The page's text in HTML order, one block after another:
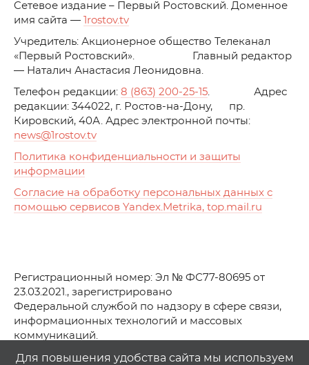
Cетевое издание – Первый Ростовский. Доменное
имя сайта —
1rostov.tv
Учредитель: Акционерное общество Телеканал
«Первый Ростовский». Главный редактор
— Наталич Анастасия Леонидовна.
Телефон редакции: 8 (863) 200-25-15. Адрес
редакции: 344022, г. Ростов-на-Дону, пр.
Кировский, 40А. Адрес электронной почты:
news@1rostov.tv
Политика конфиденциальности и защиты
информации
Согласие на обработку персональных данных с
помощью сервисов Yandex.Metrika, top.mail.ru
Регистрационный номер: Эл № ФС77-80695 от
23.03.2021., зарегистрировано
Федеральной службой по надзору в сфере связи,
информационных технологий и массовых
коммуникаций.
© АО Телеканал «Первый Ростовский» (2021-2025)
Для повышения удобства сайта мы используем